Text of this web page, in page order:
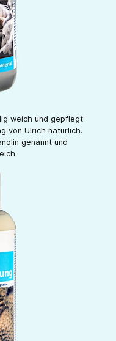
weich und gepflegt
von Ulrich natürlich.
genannt und